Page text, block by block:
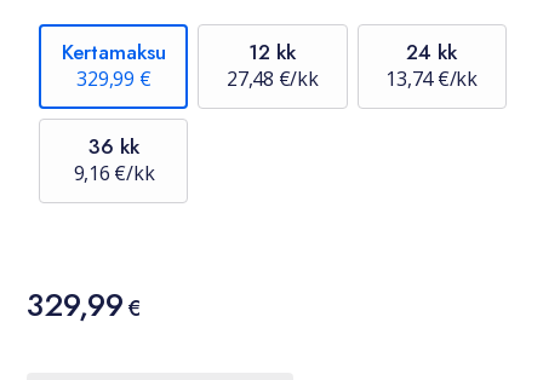
Kertamaksu
329,99 €
12 kk
27,48 €/kk
24 kk
13,74 €/kk
36 kk
9,16 €/kk
Hinta
329,99 €
329,99€